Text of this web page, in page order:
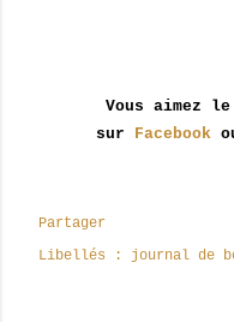
Vous aimez
sur Facebook
Partager
Libellés :
journal de